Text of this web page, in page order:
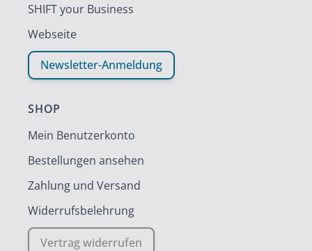
SHIFT your Business
Webseite
Newsletter-Anmeldung
SHOP
Mein Benutzerkonto
Bestellungen ansehen
Zahlung und Versand
Widerrufsbelehrung
Vertrag widerrufen